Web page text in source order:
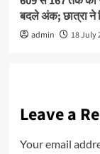
बदले अंक; छात्रा ने
admin 18 July
Leave a
Your email